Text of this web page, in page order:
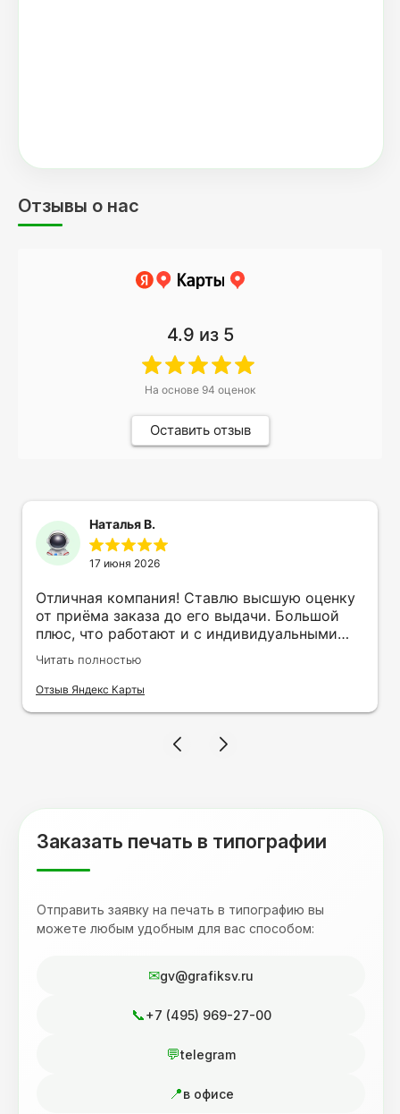
Отзывы о нас
4.9 из 5
На основе 94 оценок
Оставить отзыв
Наталья В.
17 июня 2026
Отличная компания! Ставлю высшую оценку
от приёма заказа до его выдачи. Большой
плюс, что работают и с индивидуальными
заказами. Нелбходимо было нанести принт
на кружку в подарок. Заказ был исполнен
оперативно и ооочень красиво, даже не
терпеливость, отвечала на все мои вопросы.
Читать полностью
Отзыв Яндекс Карты
Заказать печать в типографии
Отправить заявку на печать в типографию вы
можете любым удобным для вас способом:
gv@grafiksv.ru
+7 (495) 969-27-00
telegram
в офисе